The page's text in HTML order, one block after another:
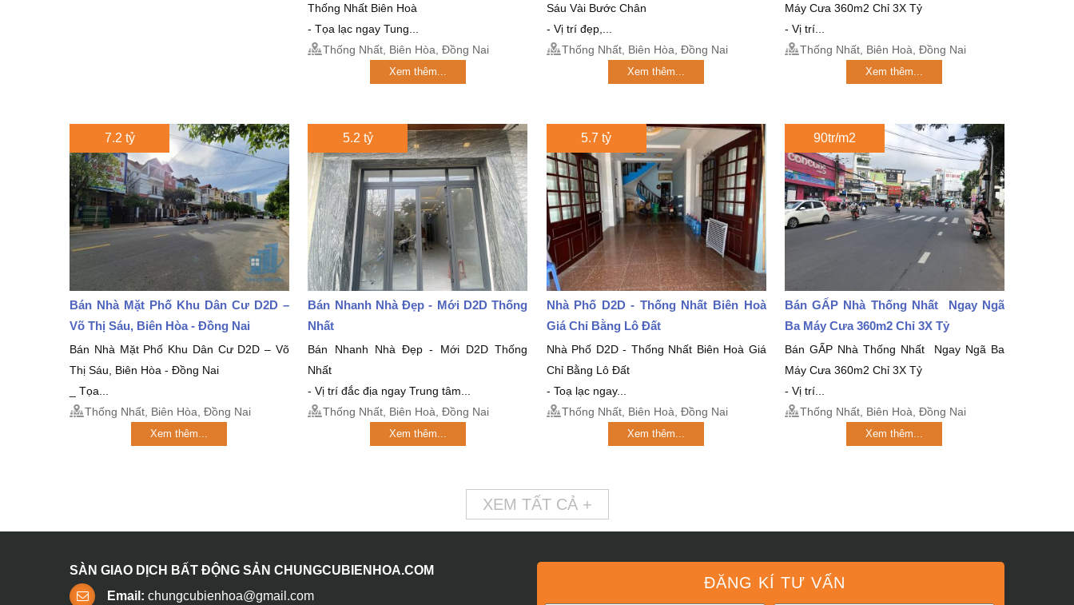
Thống Nhất Biên Hoà
- Tọa lạc ngay Tung...
Thống Nhất, Biên Hòa, Đồng Nai
Xem thêm...
Sáu Vài Bước Chân
- Vị trí đẹp,...
Thống Nhất, Biên Hòa, Đồng Nai
Xem thêm...
Máy Cưa 360m2 Chỉ 3X Tỷ
- Vị trí...
Thống Nhất, Biên Hoà, Đồng Nai
Xem thêm...
7.2 tỷ
Bán Nhà Mặt Phố Khu Dân Cư D2D –
Võ Thị Sáu, Biên Hòa - Đồng Nai
Bán Nhà Mặt Phố Khu Dân Cư D2D – Võ
Thị Sáu, Biên Hòa - Đồng Nai
_ Tọa...
Thống Nhất, Biên Hòa, Đồng Nai
Xem thêm...
5.2 tỷ
Bán Nhanh Nhà Đẹp - Mới D2D Thống
Nhất
Bán Nhanh Nhà Đẹp - Mới D2D Thống
Nhất
- Vị trí đắc địa ngay Trung tâm...
Thống Nhất, Biên Hoà, Đồng Nai
Xem thêm...
5.7 tỷ
Nhà Phố D2D - Thống Nhất Biên Hoà
Giá Chỉ Bằng Lô Đất
Nhà Phố D2D - Thống Nhất Biên Hoà Giá
Chỉ Bằng Lô Đất
- Toạ lạc ngay...
Thống Nhất, Biên Hoà, Đồng Nai
Xem thêm...
90tr/m2
Bán GẤP Nhà Thống Nhất Ngay Ngã
Ba Máy Cưa 360m2 Chỉ 3X Tỷ
Bán GẤP Nhà Thống Nhất Ngay Ngã Ba
Máy Cưa 360m2 Chỉ 3X Tỷ
- Vị trí...
Thống Nhất, Biên Hoà, Đồng Nai
Xem thêm...
XEM TẤT CẢ +
ĐĂNG KÍ TƯ VẤN
SÀN GIAO DỊCH BẤT ĐỘNG SẢN CHUNGCUBIENHOA.COM
Email: chungcubienhoa@gmail.com